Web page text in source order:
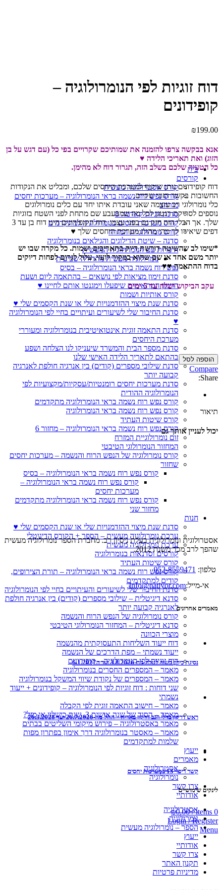
בית
קורסים
קורס אסטרולוגיה מעשית
קורס נפש רוח נשמה בראי הנומרולוגיה – מערכות יחסים
מורחב
סדנת זוגיות קארמה 8
קורס מערכות יחסים בנומרולוגיה למתקדמים
קורס נומרולוגיית המזרח
סדנה – שיטת הדילוגים והגילאים בנומרולוגיה
היכרות עם הנומרולוגיה המעשית
נומרולוגיה מעשית מהדורה שביעית
נפש רוח נשמה בראי הנומרולוגיה – בסיס
סדנת זימון מציאות לפי נושאים – בהתאמה ליום ושעת
הזימון המתאימים שיפעלו וימגנטו אותם לחיינו ♥
קורס אותיות ושמות
סדנת שנת מיצוי ההזדמנויות שלי או שנת הקסמים שלי ♥
סדנת החיבור שלי לשיעורים ועיתויים בחיי לפי הנומרולוגיה
♥
סדנת התאמה זוגית אינטואיטיבית בנומרולוגיה ומעוררי
מערכת היחסים
סדנת מספר הבית והמשרד שיעניקו לנו הצלחה ושפע
בהתאם לתאריך הלידה האישי שלנו
סדנת שילובי מספרים (קודים) בין אנרגיה חולפת לאנרגיה
קבועה יותר
סדנת מערכות יחסים רומנטיות/עסקיות/מקצועיות לפי
הנומרולוגיה ההודית
קורס נפש רוח נשמה בראי הנומרולוגיה מתקדמים
קורס נפש רוח נשמה בראי הנומרולוגיה
קורס שיטות העתיד
קורס נפש רוח נשמה בראי הנומרולוגיה – מחזור 6
זום נומרולוגיית המזרח
המחזור הנומרולוגי הטיבטי
קורס נומרולוגיה של הנפש הרוח והנשמה – מערכות יחסים
שחזור
קורס נפש רוח נשמה בראי הנומרולוגיה – בסיס
קורס נפש רוח נשמה בראי הנומרולוגיה –
מערכות יחסים
קורס נפש רוח נשמה בראי הנומרולוגיה מתקדמים
מחזור שני
חנות
סדנת שנת מיצוי ההזדמנויות שלי או שנת הקסמים שלי ♥
ערכת נומרולוגיה מעשית – הספר + הקורס הדיגיטלי
ערכת נומרולוגיה מעשית
קורסים וסדנאות בנומרולוגיה
קורס שיטות העתיד
קורס נפש רוח נשמה בראי הנומרולוגיה – תורת הצירופים,
קודים למתקדמים
סדנת החיבור שלי לשיעורים והעיתויים בחיי לפי הנומרולוגיה
סדנא דיגיטלית – שילובי מספרים (קודים) בין אנרגיה חולפת
לאנרגיה קבועה יותר
קורס נומרולוגיה של הנפש הרוח והנשמה
סדנא דיגיטלית – המחזור הנומרולוגי הטיבטי
מוצרי הכוונה
דוח ייעוד השליחות התעסוקתית מהנשמה
ייעוד נשמתי – מפת הדרכים של הנשמה
דוח זוגיות לפי הנומרולוגיה – קופידונים
מאמר – המספרים החסרים בנומרולוגיה
מאמר – המספרים של נקודת שיווי המשקל בנומרולוגיה
שני דוחות : דוח זוגיות לפי הנומרולוגיה – קופידונים + ייעוד
נשמתי
מאמר – חישוב התאמה זוגית לפי הקבלה
מאמר – הסוד של שנה אישית 3, שנת כישלון או מזל?
מאמר באסטרולוגיה – פירוש מיקומי השליטים בבתים
מאמר – מאסטר בנומרולוגיה דרך אימון בפתרון מפות
שלמות למתקדמים
ייעוץ
מאמרים
אסטרולוגיה
נומרולוגיה
צרו קשר
אודותיי
0
items
/
₪0.00
Login / Register
Menu
דוח זוגיות לפי הנומרולוגיה –
קופידונים
₪199.00
אנא בבקשה צרפו להזמנה את שמותיכם שקרויים בפי כל (עם דגש על בן
הזוג) ואת תאריכי הלידה ♥
כל הטעיה שלכם בשלב הזה, תגרור דוח לא מהימן.
דוח קופידונים נותן שיקוף למערכת היחסים שלכם, ומבליט את הנקודות
החשובות בקשר הזוגי שקיים.
כלי נומרולוגי רב עוצמה שאני עובדת איתו יחד עם כלים נומרולוגים
נוספים לסריקת רנטגן לכל מה שמבעבע שם מתחת לפני השטח בזוגיות
שלך. אך הכלי הזה חזק גם בפני עצמו. דוח הקופידונים הינו דוח בן עד 3
דפים שיאירו לך מהי מהות מערכת היחסים שלך ♥
*שימו לב שהשיטה דורשת דיוק בתאריכים ושמות. כל מקרה שבו יש
יותר משם אחד או שם שהוא במקור לועזי, עלול לגרום לפחות דיוקים
בדוח ההתאמה ♥♥
עקב הביקוש ישלח עד 5 ימים
הוספה לסל
Compare
Share:
תיאור
יכול לעניין אותך גם
אסטרולוגית ונומרולוגית בעלת ניסיון רב. מחברת הספר נומרולוגיה מעשית
שהפך לרב מכר משנת 2012.
טלפון: 052-8559471
אי-מייל:Info@nativor.com
מאמרים אחרונים
נסיגת כירון בשור לטלה מה-3.8.2026 ועד ה6.1.2027
ראש דרקון בדלי וזנב דרקון באריה – החל מה-26.7.2026 ועד 26.3.2028
קשר ריפוי 13 במערכות יחסים
לינקים שימושיים
אסטרולוגיה
נומרולוגיה
הספר – נומרולוגיה מעשית
ייעוץ
אודותיי
צרו קשר
תקנון האתר
מדיניות פרטיות